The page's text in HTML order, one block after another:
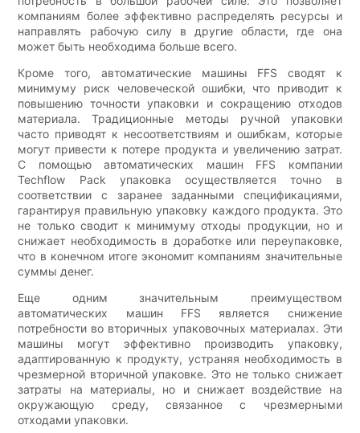
компаниям более эффективно распределять ресурсы и
направлять рабочую силу в другие области, где она
может быть необходима больше всего.
Кроме того, автоматические машины FFS сводят к
минимуму риск человеческой ошибки, что приводит к
повышению точности упаковки и сокращению отходов
материала. Традиционные методы ручной упаковки
часто приводят к несоответствиям и ошибкам, которые
могут привести к потере продукта и увеличению затрат.
С помощью автоматических машин FFS компании
Techflow Pack упаковка осуществляется точно в
соответствии с заранее заданными спецификациями,
гарантируя правильную упаковку каждого продукта. Это
не только сводит к минимуму отходы продукции, но и
снижает необходимость в доработке или переупаковке,
что в конечном итоге экономит компаниям значительные
суммы денег.
Еще одним значительным преимуществом
автоматических машин FFS является снижение
потребности во вторичных упаковочных материалах. Эти
машины могут эффективно производить упаковку,
адаптированную к продукту, устраняя необходимость в
чрезмерной вторичной упаковке. Это не только снижает
затраты на материалы, но и снижает воздействие на
окружающую среду, связанное с чрезмерными
отходами упаковки.